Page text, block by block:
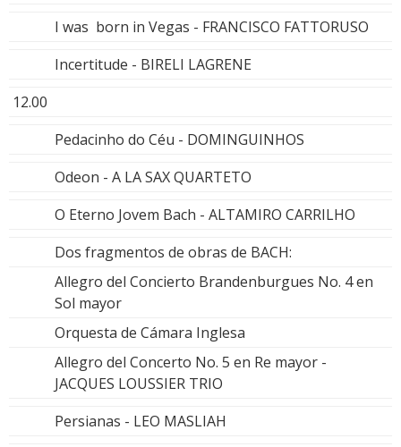
I was born in Vegas - FRANCISCO FATTORUSO
Incertitude - BIRELI LAGRENE
12.00
Pedacinho do Céu - DOMINGUINHOS
Odeon - A LA SAX QUARTETO
O Eterno Jovem Bach - ALTAMIRO CARRILHO
Dos fragmentos de obras de BACH:
Allegro del Concierto Brandenburgues No. 4 en
Sol mayor
Orquesta de Cámara Inglesa
Allegro del Concerto No. 5 en Re mayor -
JACQUES LOUSSIER TRIO
Persianas - LEO MASLIAH